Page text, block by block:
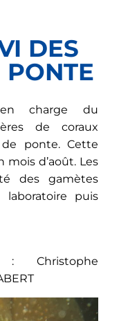
DES
PONTE
en charge du
de coraux
ponte. Cette
mois d’août. Les
des gamètes
puis
: Christophe